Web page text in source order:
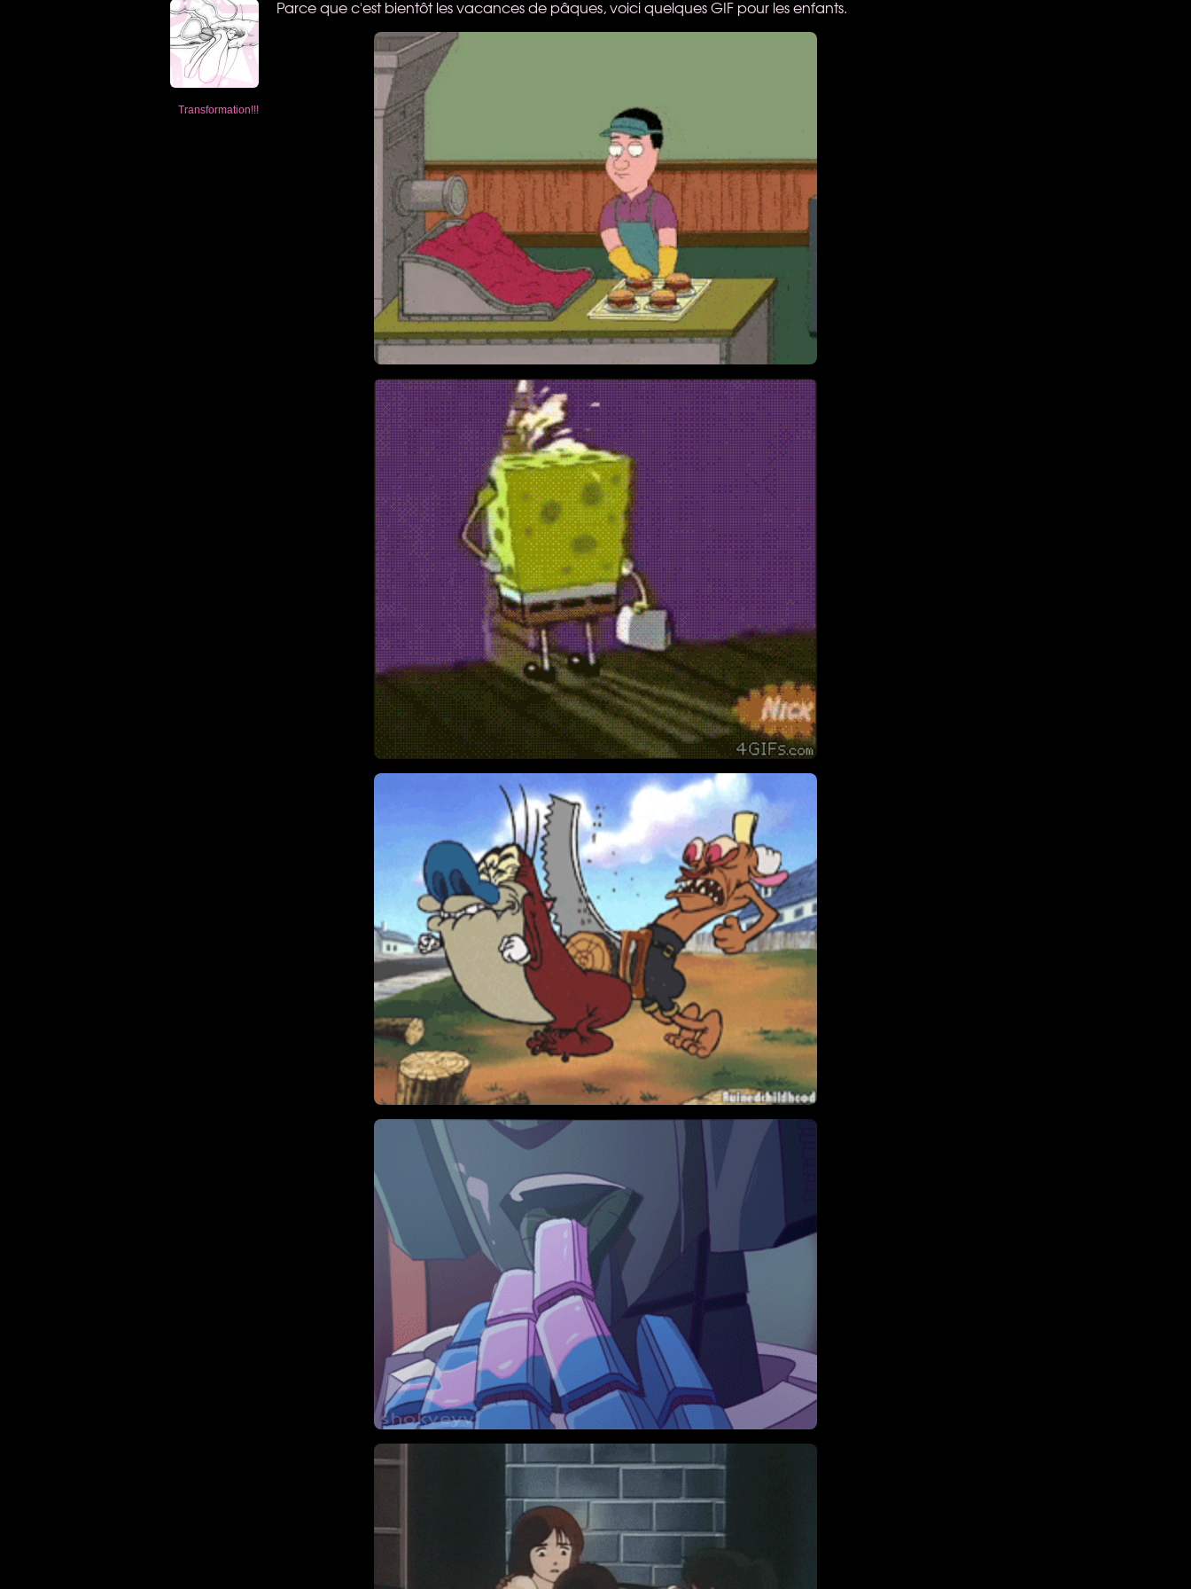
Transformation!!!
Parce que c'est bientôt les vacances de pâques, voici quelquesGIF pour les enfants.